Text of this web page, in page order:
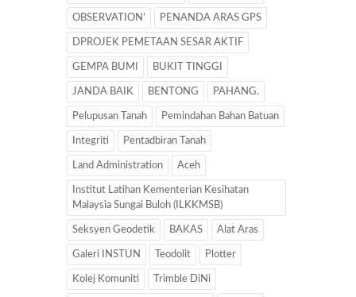
OBSERVATION’ PENANDA ARAS GPS
DPROJEK PEMETAAN SESAR AKTIF
GEMPA BUMI BUKIT TINGGI
JANDA BAIK BENTONG PAHANG.
Pelupusan Tanah Pemindahan Bahan Batuan
Integriti Pentadbiran Tanah
Land Administration Aceh
Institut Latihan Kementerian Kesihatan
Malaysia Sungai Buloh (ILKKMSB)
Seksyen Geodetik BAKAS Alat Aras
Galeri INSTUN Teodolit Plotter
Kolej Komuniti Trimble DiNi